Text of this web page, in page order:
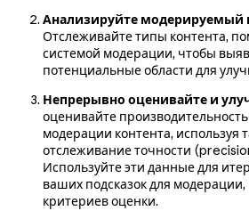
Анализируйте модерируемый
Отслеживайте типы контента,
системой модерации, чтобы
потенциальные области для
Непрерывно оценивайте и
оценивайте
модерации контента, используя
отслеживание точности
Используйте эти данные для
ваших подсказок для
критериев оценки.